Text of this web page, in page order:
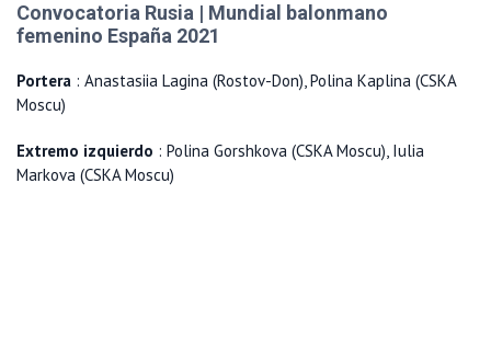
Convocatoria Rusia | Mundial balonmano
femenino España 2021
Portera : Anastasiia Lagina (Rostov-Don), Polina Kaplina (CSKA
Moscu)
Extremo izquierdo : Polina Gorshkova (CSKA Moscu), Iulia
Markova (CSKA Moscu)